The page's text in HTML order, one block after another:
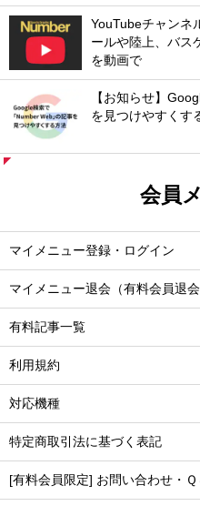
YouTubeチャンネ
ールや陸上、バス
を動画で
【お知らせ】
を見つけやすくす
会員
マイメニュー登録・ログイン
マイメニュー退会（有料会員退会
有料記事一覧
利用規約
対応機種
特定商取引法に基づく表記
[有料会員限定] お問い合わせ・Ｑ